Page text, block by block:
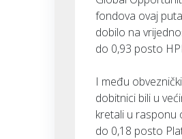
fondova ovaj
dobilo na
do 0,93 posto
I među
dobitnici bili u
kretali u rasponu
do 0,18 posto